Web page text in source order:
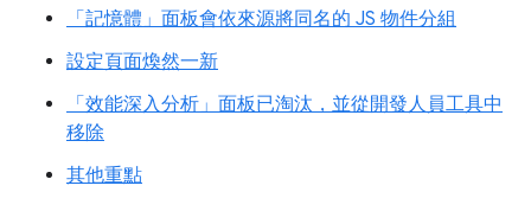
「記憶體」面板會依來源將同名的 JS 物件分組
設定頁面煥然一新
「效能深入分析」面板已淘汰，並從開發人員工具中
移除
其他重點